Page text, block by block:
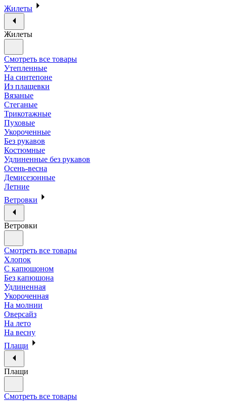
Жилеты
Жилеты
Смотреть все товары
Утепленные
На синтепоне
Из плащевки
Вязаные
Стеганые
Трикотажные
Пуховые
Укороченные
Без рукавов
Костюмные
Удлиненные без рукавов
Осень-весна
Демисезонные
Летние
Ветровки
Ветровки
Смотреть все товары
Хлопок
С капюшоном
Без капюшона
Удлиненная
Укороченная
На молнии
Оверсайз
На лето
На весну
Плащи
Плащи
Смотреть все товары